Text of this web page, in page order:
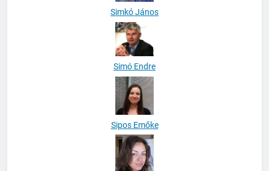
Simkó János
Simó Endre
Sipos Emőke